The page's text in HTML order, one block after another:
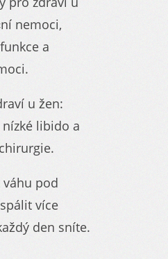
nemoci,
a
u žen:
nízké libido a
váhu pod
více
den sníte.